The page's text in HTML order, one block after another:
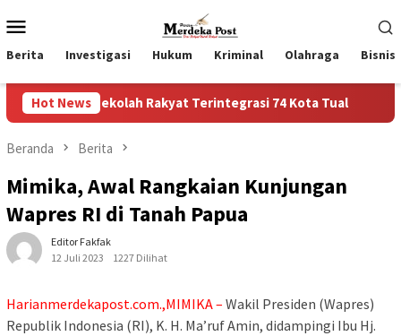
ke
kontenMobile
Berita Investigasi Hukum Kriminal Olahraga Bisnis
Hot News
Rakyat Terintegrasi 74 Kota Tual Ruas Jalan
Beranda Berita
Mimika, Awal Rangkaian Kunjungan
Wapres RI di Tanah Papua
Editor Fakfak
12 Juli 2023
1227 Dilihat
Harianmerdekapost.com.,MIMIKA – Wakil Presiden (Wapres)
Republik Indonesia (RI), K. H. Ma’ruf Amin, didampingi Ibu Hj.